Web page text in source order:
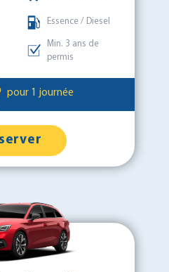
Essence / Diesel
Min. 3 ans de
permis
pour 1 journée